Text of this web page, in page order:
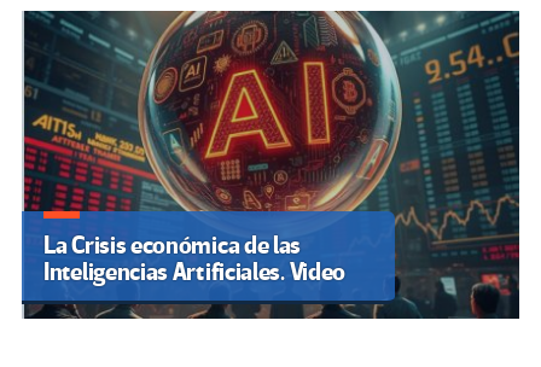
La Crisis económica de las
Inteligencias Artificiales. Video